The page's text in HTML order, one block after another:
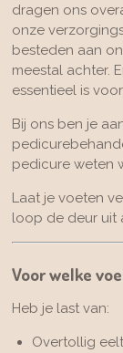
dragen ons
onze
besteden aan
meestal achter.
essentieel is
Bij ons ben je
pedicure weten
Laat je voeten
loop de deur uit
Voor welke
Heb je last van:
Overtollig eelt